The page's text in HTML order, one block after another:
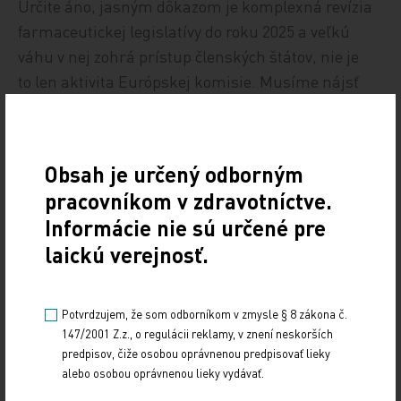
Určite áno, jasným dôkazom je komplexná revízia
farmaceutickej legislatívy do roku 2025 a veľkú
váhu v nej zohrá prístup členských štátov, nie je
to len aktivita Európskej komisie. Musíme nájsť
čo možno najviac nadviazať konštruktívnu
spoluprácu aj s farmaceutickými spoločnosťami.
Nedalo by sa viac robiť na úrovni Slovenska
Prípadne čo?
Primárnym problémom pri výpadkoch dodávok je
Obsah je určený odborným
pracovníkom v zdravotníctve.
Informácie nie sú určené pre
laickú verejnosť.
Potvrdzujem, že som odborníkom v zmysle § 8 zákona č.
147/2001 Z.z., o regulácii reklamy, v znení neskorších
predpisov, čiže osobou oprávnenou predpisovať lieky
alebo osobou oprávnenou lieky vydávať.